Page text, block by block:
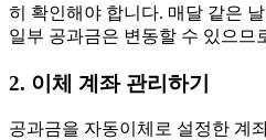
히 확인해야 합니다. 매달 같은
일부 공과금은 변동할 수 있으므
2. 이체 계좌 관리하기
공과금을 자동이체로 설정한 계